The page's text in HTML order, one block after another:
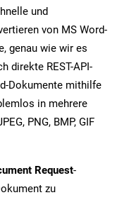
und
von MS Word-
genau wie wir es
direkte REST-API-
Dokumente mithilfe
in mehrere
PNG, BMP, GIF
Request-
zu